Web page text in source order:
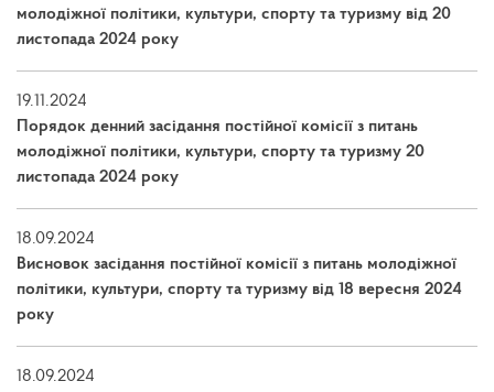
молодіжної політики, культури, спорту та туризму від 20
листопада 2024 року
19.11.2024
Порядок денний засідання постійної комісії з питань
молодіжної політики, культури, спорту та туризму 20
листопада 2024 року
18.09.2024
Висновок засідання постійної комісії з питань молодіжної
політики, культури, спорту та туризму від 18 вересня 2024
року
18.09.2024